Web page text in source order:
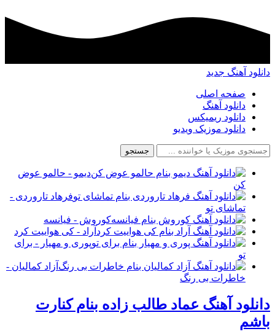
دانلود آهنگ جدید
صفحه اصلی
دانلود آهنگ
دانلود ریمیکس
دانلود موزیک ویدیو
جستجو
دیمو - حالمو عوض
کن
فرهاد تاروردی -
تماشای تو
کوروش - فیانسه
آراد - کی هواییت کرد
پوری و مهیار - برای
تو
آزاد کمالیان -
خاطرات بی رنگ
دانلود آهنگ عماد طالب زاده بنام کنارت
باشم